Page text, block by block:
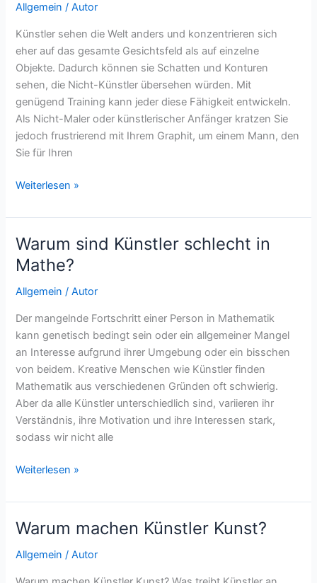
Allgemein /Autor
Künstler sehen die Welt anders und konzentrieren sich
eher auf das gesamte Gesichtsfeld als auf einzelne
Objekte. Dadurch können sie Schatten und Konturen
sehen, die Nicht-Künstler übersehen würden. Mit
genügend Training kann jeder diese Fähigkeit entwickeln.
Als Nicht-Maler oder künstlerischer Anfänger kratzen Sie
jedoch frustrierend mit Ihrem Graphit, um einem Mann, den
Sie für Ihren
Warum
Künstler
oft
so
anders?
Weiterlesen »
Warum sind Künstler schlecht in
Mathe?
Allgemein /Autor
Der mangelnde Fortschritt einer Person in Mathematik
kann genetisch bedingt sein oder ein allgemeiner Mangel
an Interesse aufgrund ihrer Umgebung oder ein bisschen
von beidem. Kreative Menschen wie Künstler finden
Mathematik aus verschiedenen Gründen oft schwierig.
Aber da alle Künstler unterschiedlich sind, variieren ihr
Verständnis, ihre Motivation und ihre Interessen stark,
sodass wir nicht alle
Warum
Künstler
schlecht
in
Mathe?
Weiterlesen »
Warum machen Künstler Kunst?
Allgemein /Autor